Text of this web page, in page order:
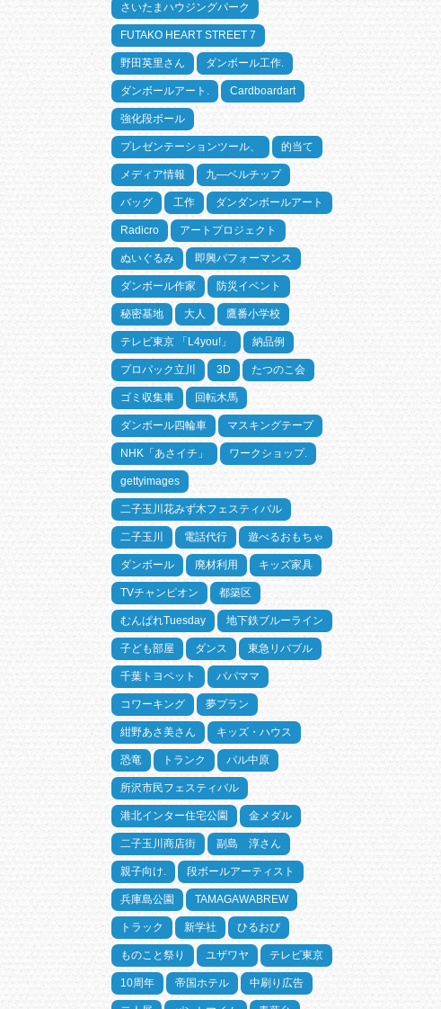
さいたまハウジングパーク
FUTAKO HEART STREET 7
野田英里さん ダンボール工作.
ダンボールアート. Cardboardart
強化段ボール
プレゼンテーションツール、 的当て
メディア情報 九―ベルチップ
バッグ 工作 ダンダンボールアート
Radicro アートプロジェクト
ぬいぐるみ 即興パフォーマンス
ダンボール作家 防災イベント
秘密基地 大人 鷹番小学校
テレビ東京 「L4you!」 納品例
プロパック立川 3D たつのこ会
ゴミ収集車 回転木馬
ダンボール四輪車 マスキングテープ
NHK「あさイチ」 ワークショップ.
gettyimages
二子玉川花みず木フェスティバル
二子玉川 電話代行 遊べるおもちゃ
ダンボール 廃材利用 キッズ家具
TVチャンピオン 都築区
むんぱれTuesday 地下鉄ブルーライン
子ども部屋 ダンス 東急リバブル
千葉トヨペット パパママ
コワーキング 夢プラン
紺野あさ美さん キッズ・ハウス
恐竜 トランク パル中原
所沢市民フェスティバル
港北インター住宅公園 金メダル
二子玉川商店街 副島 淳さん
親子向け. 段ボールアーティスト
兵庫島公園 TAMAGAWABREW
トラック 新学社 ひるおび
ものこと祭り ユザワヤ テレビ東京
10周年 帝国ホテル 中刷り広告